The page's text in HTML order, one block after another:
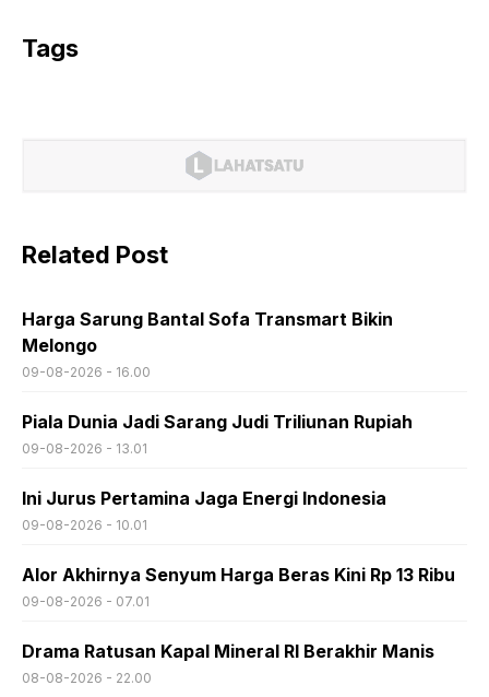
Tags
Related Post
Harga Sarung Bantal Sofa Transmart Bikin
Melongo
09-08-2026 - 16.00
Piala Dunia Jadi Sarang Judi Triliunan Rupiah
09-08-2026 - 13.01
Ini Jurus Pertamina Jaga Energi Indonesia
09-08-2026 - 10.01
Alor Akhirnya Senyum Harga Beras Kini Rp 13 Ribu
09-08-2026 - 07.01
Drama Ratusan Kapal Mineral RI Berakhir Manis
08-08-2026 - 22.00